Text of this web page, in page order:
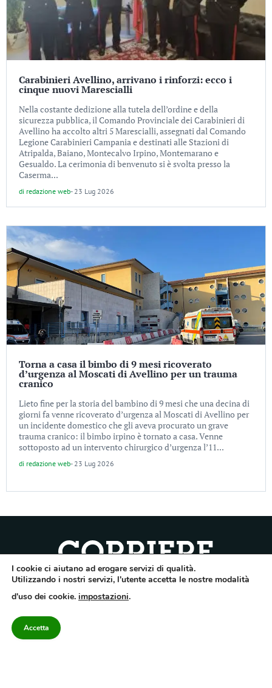
Carabinieri Avellino, arrivano i rinforzi: ecco i
cinque nuovi Marescialli
Nella costante dedizione alla tutela dell’ordine e della
sicurezza pubblica, il Comando Provinciale dei Carabinieri di
Avellino ha accolto altri 5 Marescialli, assegnati dal Comando
Legione Carabinieri Campania e destinati alle Stazioni di
Atripalda, Baiano, Montecalvo Irpino, Montemarano e
Gesualdo. La cerimonia di benvenuto si è svolta presso la
Caserma...
di redazione web- 23 Lug 2026
Torna a casa il bimbo di 9 mesi ricoverato
d’urgenza al Moscati di Avellino per un trauma
cranico
Lieto fine per la storia del bambino di 9 mesi che una decina di
giorni fa venne ricoverato d’urgenza al Moscati di Avellino per
un incidente domestico che gli aveva procurato un grave
trauma cranico: il bimbo irpino è tornato a casa. Venne
sottoposto ad un intervento chirurgico d’urgenza l’11...
di redazione web- 23 Lug 2026
Quotidiano dell’Irpinia, a diffusione regionale. Reg. Trib. di Avellino n.7/12 del
Direttore responsabile Gianni Festa – Corriere srl – Via Annarumma 39/A 83100
Categorie
I cookie ci aiutano ad erogare servizi di qualità.
Utilizzando i nostri servizi, l'utente accetta le nostre modalità
d'uso dei cookie. impostazioni.
Accetta